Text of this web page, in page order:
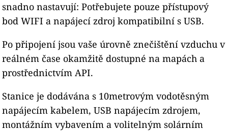
snadno nastavují: Potřebujete pouze přístupový
bod WIFI a napájecí zdroj kompatibilní s USB.
Po připojení jsou vaše úrovně znečištění vzduchu v
reálném čase okamžitě dostupné na mapách a
prostřednictvím API.
Stanice je dodávána s 10metrovým vodotěsným
napájecím kabelem, USB napájecím zdrojem,
montážním vybavením a volitelným solárním